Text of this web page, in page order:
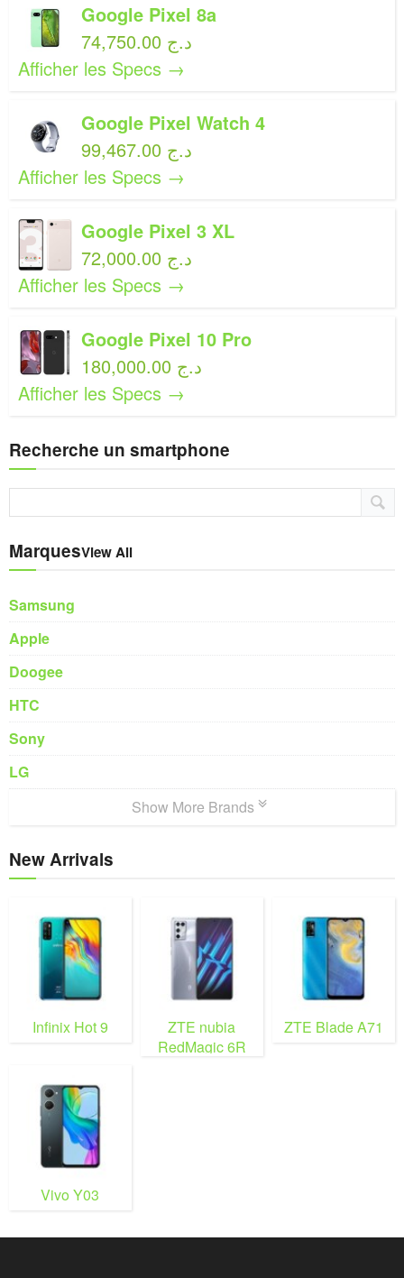
Google Pixel 8a
74,750.00 د.ج
Afficher les Specs →
Google Pixel Watch 4
99,467.00 د.ج
Afficher les Specs →
Google Pixel 3 XL
72,000.00 د.ج
Afficher les Specs →
Google Pixel 10 Pro
180,000.00 د.ج
Afficher les Specs →
Recherche un smartphone
MarquesView All
Samsung
Apple
Doogee
HTC
Sony
LG
Show More Brands
New Arrivals
Infinix Hot 9
ZTE nubia
RedMagic 6R
ZTE Blade A71
Vivo Y03